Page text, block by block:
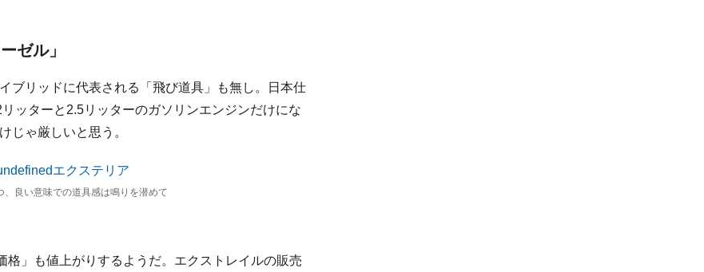
ゼル」
ブリッドに代表される「飛び道具」も無し。日本仕
ッターと2.5リッターのガソリンエンジンだけにな
じゃ厳しいと思う。
良い意味での道具感は鳴りを潜めて
」も値上がりするようだ。エクストレイルの販売